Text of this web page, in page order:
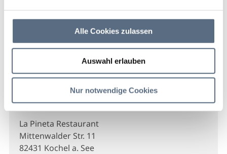
Alle Cookies zulassen
Auswahl erlauben
Nur notwendige Cookies
Kontakt
La Pineta Restaurant
Mittenwalder Str. 11
82431 Kochel a. See